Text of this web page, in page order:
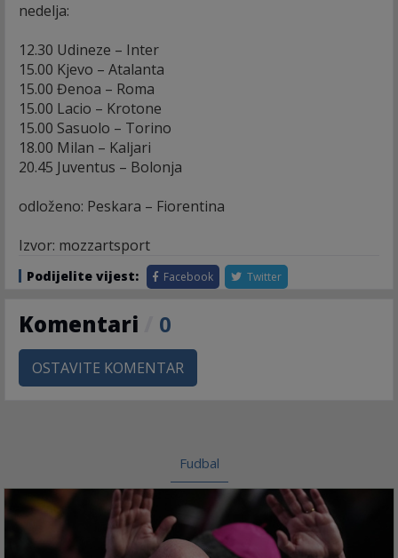
nedelja:
12.30 Udineze – Inter
15.00 Kjevo – Atalanta
15.00 Đenoa – Roma
15.00 Lacio – Krotone
15.00 Sasuolo – Torino
18.00 Milan – Kaljari
20.45 Juventus – Bolonja
odloženo: Peskara – Fiorentina
Izvor: mozzartsport
Podijelite vijest: Facebook Twitter
Komentari 0
OSTAVITE KOMENTAR
Fudbal